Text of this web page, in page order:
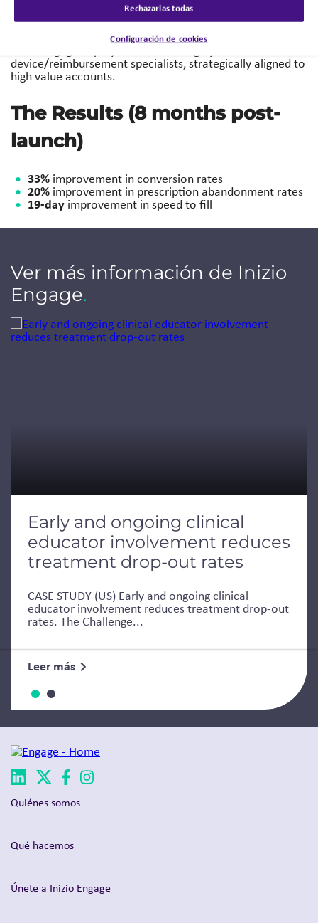
Our Solution
Inizio Engage deployed a team of highly skilled
device/reimbursement specialists, strategically aligned to
high value accounts.
The Results (8 months post-
launch)
33% improvement in conversion rates
20% improvement in prescription abandonment rates
19-day improvement in speed to fill
Ver más información de Inizio
Engage.
Jump to a slide with the slide dots.
Early and ongoing clinical
educator involvement reduces
treatment drop-out rates
CASE STUDY (US) Early and ongoing clinical
educator involvement reduces treatment drop-out
rates. The Challenge...
Leer más
Quiénes somos
Qué hacemos
Únete a Inizio Engage
Rechazarlas todas
Configuración de cookies